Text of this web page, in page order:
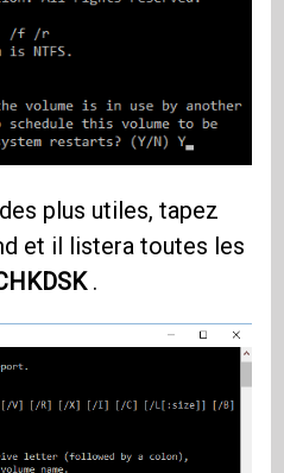
plus utiles, tapez
et il listera toutes les
.